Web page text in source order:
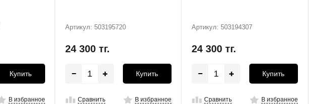
Купить
В избранное
Артикул: 503195720
24 300 тг.
Купить
Сравнить В избранное
Артикул: 503194307
24 300 тг.
Купить
Сравнить В избранное